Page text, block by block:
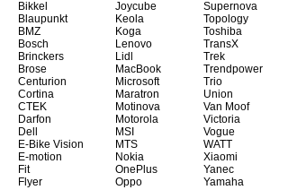
Bikkel
Blaupunkt
BMZ
Bosch
Brinckers
Brose
Centurion
Cortina
CTEK
Darfon
Dell
E-Bike Vision
E-motion
Fit
Flyer
Joycube
Keola
Koga
Lenovo
Lidl
MacBook
Microsoft
Maratron
Motinova
Motorola
MSI
MTS
Nokia
OnePlus
Oppo
Supernova
Topology
Toshiba
TransX
Trek
Trendpower
Trio
Union
Van Moof
Victoria
Vogue
WATT
Xiaomi
Yanec
Yamaha